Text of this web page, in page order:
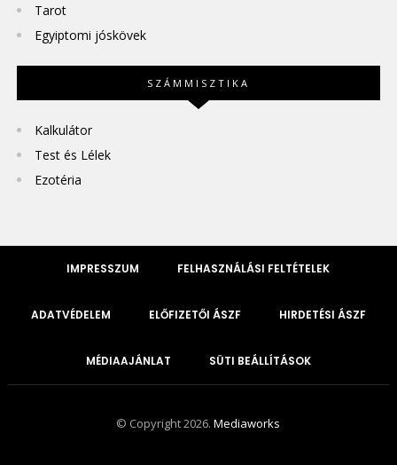
Tarot
Egyiptomi jóskövek
SZÁMMISZTIKA
Kalkulátor
Test és Lélek
Ezotéria
IMPRESSZUM FELHASZNÁLÁSI FELTÉTELEK
ADATVÉDELEM ELŐFIZETŐI ÁSZF HIRDETÉSI ÁSZF
MÉDIAAJÁNLAT SÜTI BEÁLLÍTÁSOK
© Copyright 2026.Mediaworks